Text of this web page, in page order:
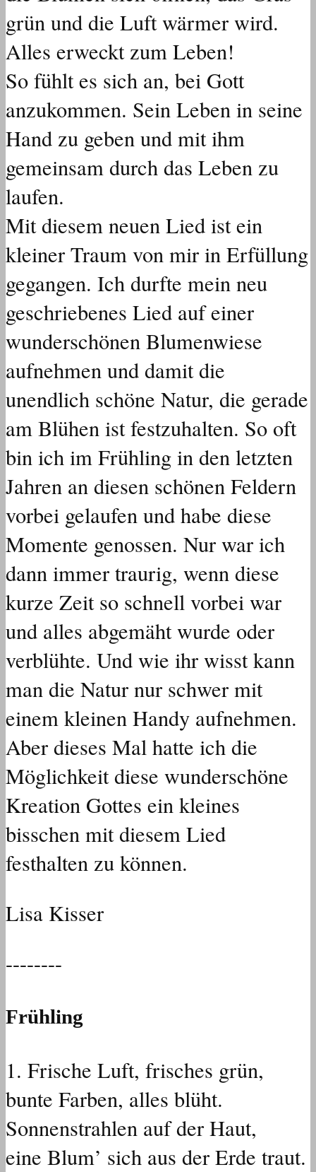
grün und die Luft wärmer wird.
Alles erweckt zum Leben!
So fühlt es sich an, bei Gott
anzukommen. Sein Leben in seine
Hand zu geben und mit ihm
gemeinsam durch das Leben zu
laufen.
Mit diesem neuen Lied ist ein
kleiner Traum von mir in Erfüllung
gegangen. Ich durfte mein neu
geschriebenes Lied auf einer
wunderschönen Blumenwiese
aufnehmen und damit die
unendlich schöne Natur, die gerade
am Blühen ist festzuhalten. So oft
bin ich im Frühling in den letzten
Jahren an diesen schönen Feldern
vorbei gelaufen und habe diese
Momente genossen. Nur war ich
dann immer traurig, wenn diese
kurze Zeit so schnell vorbei war
und alles abgemäht wurde oder
verblühte. Und wie ihr wisst kann
man die Natur nur schwer mit
einem kleinen Handy aufnehmen.
Aber dieses Mal hatte ich die
Möglichkeit diese wunderschöne
Kreation Gottes ein kleines
bisschen mit diesem Lied
festhalten zu können.
Lisa Kisser
--------
Frühling
1.⁠ ⁠Frische Luft, frisches grün,
bunte Farben, alles blüht.
Sonnenstrahlen auf der Haut,
eine Blum’ sich aus der Erde traut.